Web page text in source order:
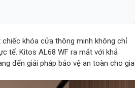
khóa cửa thông minh không chỉ
tế. Kitos AL68 WF ra mắt với khả
đến giải pháp bảo vệ an toàn cho gia